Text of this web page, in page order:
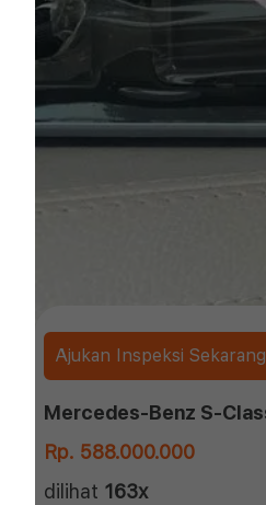
Ajukan Inspeksi Sekarang
Rp. 588.000.000
dilihat 163x